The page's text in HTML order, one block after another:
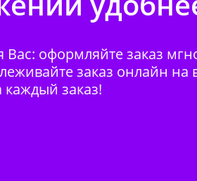
оформляйте заказ
заказ онлайн на
заказ!